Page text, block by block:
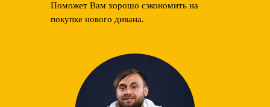
Поможет Вам хорошо сэкономить на
покупке нового дивана.